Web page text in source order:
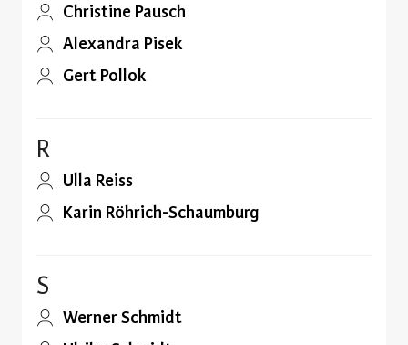
Christine Pausch
Alexandra Pisek
Gert Pollok
R
Ulla Reiss
Karin Röhrich-Schaumburg
S
Werner Schmidt